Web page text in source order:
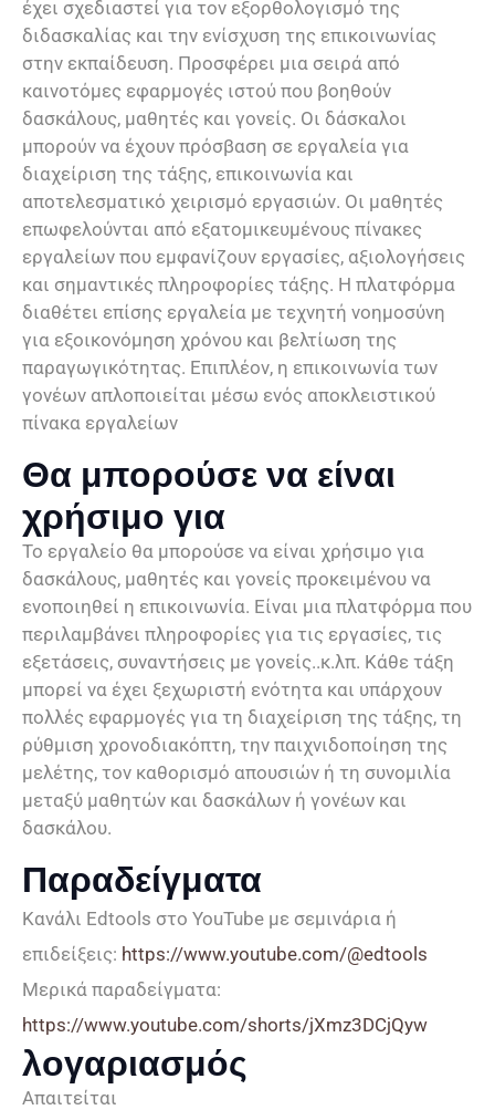
έχει σχεδιαστεί για τον εξορθολογισμό της
διδασκαλίας και την ενίσχυση της επικοινωνίας
στην εκπαίδευση. Προσφέρει μια σειρά από
καινοτόμες εφαρμογές ιστού που βοηθούν
δασκάλους, μαθητές και γονείς. Οι δάσκαλοι
μπορούν να έχουν πρόσβαση σε εργαλεία για
διαχείριση της τάξης, επικοινωνία και
αποτελεσματικό χειρισμό εργασιών. Οι μαθητές
επωφελούνται από εξατομικευμένους πίνακες
εργαλείων που εμφανίζουν εργασίες, αξιολογήσεις
και σημαντικές πληροφορίες τάξης. Η πλατφόρμα
διαθέτει επίσης εργαλεία με τεχνητή νοημοσύνη
για εξοικονόμηση χρόνου και βελτίωση της
παραγωγικότητας. Επιπλέον, η επικοινωνία των
γονέων απλοποιείται μέσω ενός αποκλειστικού
πίνακα εργαλείων
Θα μπορούσε να είναι
χρήσιμο για
Το εργαλείο θα μπορούσε να είναι χρήσιμο για
δασκάλους, μαθητές και γονείς προκειμένου να
ενοποιηθεί η επικοινωνία. Είναι μια πλατφόρμα που
περιλαμβάνει πληροφορίες για τις εργασίες, τις
εξετάσεις, συναντήσεις με γονείς..κ.λπ. Κάθε τάξη
μπορεί να έχει ξεχωριστή ενότητα και υπάρχουν
πολλές εφαρμογές για τη διαχείριση της τάξης, τη
ρύθμιση χρονοδιακόπτη, την παιχνιδοποίηση της
μελέτης, τον καθορισμό απουσιών ή τη συνομιλία
μεταξύ μαθητών και δασκάλων ή γονέων και
δασκάλου.
Παραδείγματα
Κανάλι Edtools στο YouTube με σεμινάρια ή
επιδείξεις: https://www.youtube.com/@edtools
Μερικά παραδείγματα:
https://www.youtube.com/shorts/jXmz3DCjQyw
λογαριασμός
Απαιτείται